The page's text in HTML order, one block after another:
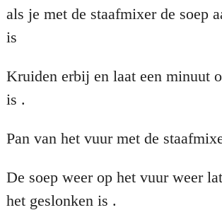
als je met de staafmixer de soep
is
Kruiden erbij en laat een minuut
is .
Pan van het vuur met de
De soep weer op het vuur weer
het geslonken is .